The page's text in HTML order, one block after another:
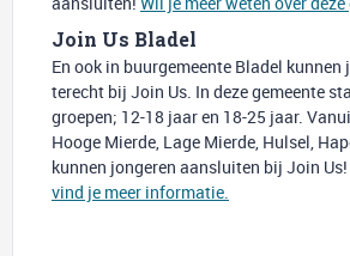
Join Us Bladel
En ook in buurgemeente Bladel kunnen
terecht bij Join Us. In deze gemeente
groepen; 12-18 jaar en 18-25 jaar.
Hooge Mierde, Lage Mierde, Hulsel,
kunnen jongeren aansluiten bij Join Us!
vind je meer informatie.